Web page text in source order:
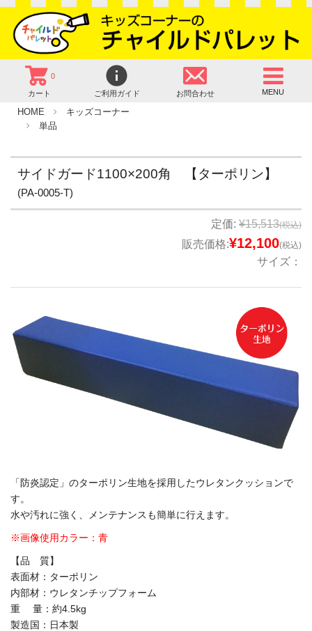
0
カート ご利用ガイド お問合わせ MENU
HOME
キッズコーナー
単品
サイドガード1100×200角 【ターポリン】
(PA-0005-T)
定価: ¥15,513(税込)
販売価格:¥12,100(税込)
サイズ：
「防炎認定」のターポリン生地を採用したウレタンクッションで
す。
水や汚れに強く、メンテナンスも簡単に行えます。
※画像使用カラー：青
【品 質】
表面材：ターポリン
内部材：ウレタンチップフォーム
重 量：約4.5kg
製造国：日本製